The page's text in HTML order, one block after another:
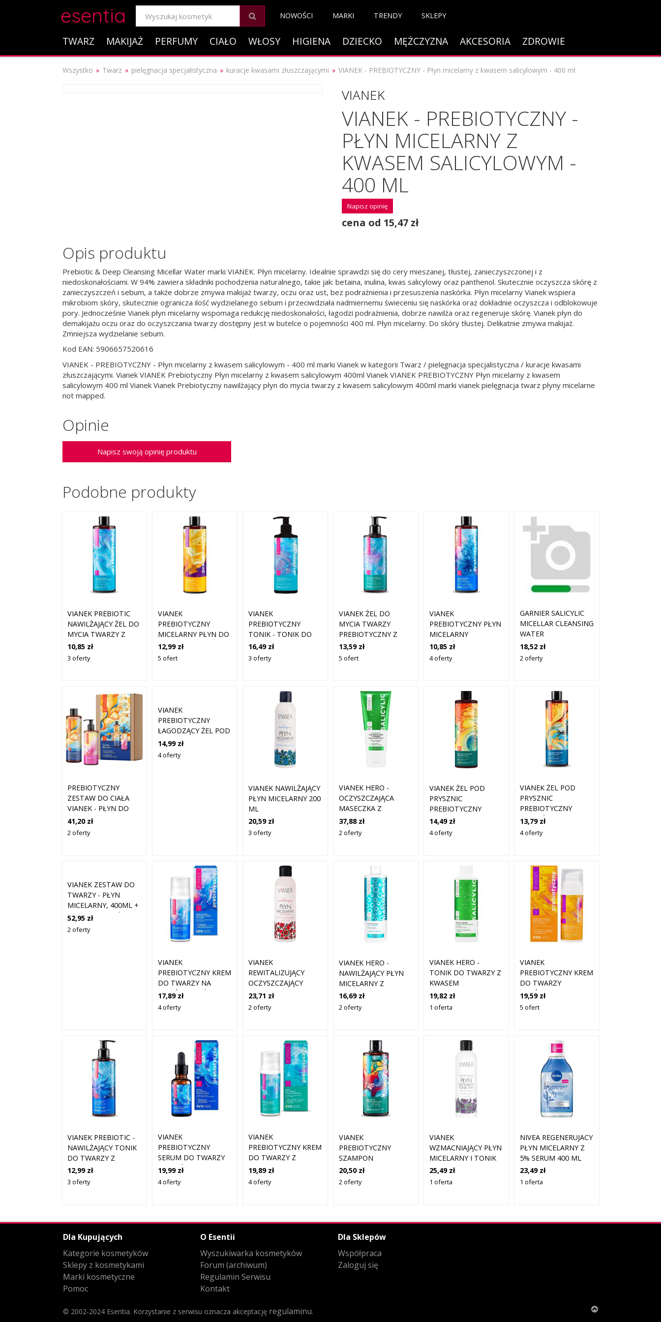
esentia NOWOŚCI MARKI TRENDY SKLEPY
TWARZ MAKIJAŻ PERFUMY CIAŁO WŁOSY HIGIENA DZIECKO MĘŻCZYZNA AKCESORIA ZDROWIE
Wszystko Twarz pielęgnacja specjalistyczna kuracje kwasami złuszczającymi VIANEK - PREBIOTYCZNY - Płyn micelarny z kwasem salicylowym - 400 ml
VIANEK
VIANEK - PREBIOTYCZNY -
PŁYN MICELARNY Z
KWASEM SALICYLOWYM -
400 ML
Napisz opinię
cena od 15,47 zł
Opis produktu
Prebiotic & Deep Cleansing Micellar Water marki VIANEK. Płyn micelarny. Idealnie sprawdzi się do cery mieszanej, tłustej, zanieczyszczonej i z
niedoskonałościami. W 94% zawiera składniki pochodzenia naturalnego, takie jak: betaina, inulina, kwas salicylowy oraz panthenol. Skutecznie oczyszcza skórę z
zanieczyszczeń i sebum, a także dobrze zmywa makijaż twarzy, oczu oraz ust, bez podrażnienia i przesuszenia naskórka. Płyn micelarny Vianek wspiera
mikrobiom skóry, skutecznie ogranicza ilość wydzielanego sebum i przeciwdziała nadmiernemu świeceniu się naskórka oraz dokładnie oczyszcza i odblokowuje
pory. Jednocześnie Vianek płyn micelarny wspomaga redukcję niedoskonałości, łagodzi podrażnienia, dobrze nawilża oraz regeneruje skórę. Vianek płyn do
demakijażu oczu oraz do oczyszczania twarzy dostępny jest w butelce o pojemności 400 ml. Płyn micelarny. Do skóry tłustej. Delikatnie zmywa makijaż.
Zmniejsza wydzielanie sebum.
Kod EAN: 5906657520616
VIANEK - PREBIOTYCZNY - Płyn micelarny z kwasem salicylowym - 400 ml marki Vianek w kategorii Twarz / pielęgnacja specjalistyczna / kuracje kwasami
złuszczającymi. Vianek VIANEK Prebiotyczny Płyn micelarny z kwasem salicylowym 400ml Vianek VIANEK PREBIOTYCZNY Płyn micelarny z kwasem
salicylowym 400 ml Vianek Vianek Prebiotyczny nawilżający płyn do mycia twarzy z kwasem salicylowym 400ml marki vianek pielęgnacja twarz płyny micelarne
not mapped.
Opinie
Napisz swoją opinię produktu
Podobne produkty
VIANEK PREBIOTIC
NAWILŻAJĄCY ŻEL DO
MYCIA TWARZY Z
KWASEM
SALICYLOWYM 400ML
10,85 zł
3 oferty
VIANEK
PREBIOTYCZNY
MICELARNY PŁYN DO
MYCIA TWARZY Z
WITAMINĄ C400ML
12,99 zł
5 ofert
VIANEK
PREBIOTYCZNY
TONIK - TONIK DO
TWARZY Z KWASEM
SALICYLOWYM,
300ML
16,49 zł
3 oferty
VIANEK ŻEL DO
MYCIA TWARZY
PREBIOTYCZNY Z
KWASEM
SALICYLOWYM 300ML
13,59 zł
5 ofert
VIANEK
PREBIOTYCZNY PŁYN
MICELARNY
NAWILŻAJĄCY Z
TREHALOZĄ 400ML
10,85 zł
4 oferty
GARNIER SALICYLIC
MICELLAR CLEANSING
WATER
OCZYSZCZAJĄCY
PŁYN MICELARNY Z
KWASEM
18,52 zł
2 oferty
PREBIOTYCZNY
ZESTAW DO CIAŁA
VIANEK - PŁYN DO
KĄPIELI 400 ML +
BALSAM DO CIAŁA
300 ML
41,20 zł
2 oferty
VIANEK
PREBIOTYCZNY
ŁAGODZĄCY ŻEL POD
PRYSZNIC, 400 ML
14,99 zł
4 oferty
VIANEK NAWILŻAJĄCY
PŁYN MICELARNY 200
ML
20,59 zł
3 oferty
VIANEK HERO -
OCZYSZCZAJĄCA
MASECZKA Z
KWASEM
SALICYLOWYM, 75 ML
37,88 zł
2 oferty
VIANEK ŻEL POD
PRYSZNIC
PREBIOTYCZNY
POBUDZAJĄCY 400ML
14,49 zł
4 oferty
VIANEK ŻEL POD
PRYSZNIC
PREBIOTYCZNY
NAWILŻAJĄCY 400ML
13,79 zł
4 oferty
VIANEK ZESTAW DO
TWARZY - PŁYN
MICELARNY, 400ML +
KREM, 50ML + ŻEL
DO MYCIA TWARZY,
300ML
52,95 zł
2 oferty
VIANEK
PREBIOTYCZNY KREM
DO TWARZY NA
DZIEŃ NAWILŻAJĄCY
Z TREHALOZĄ 50ML
17,89 zł
4 oferty
VIANEK
REWITALIZUJĄCY
OCZYSZCZAJĄCY
PŁYN MICELARNY 200
ML
23,71 zł
2 oferty
VIANEK HERO -
NAWILŻAJĄCY PŁYN
MICELARNY Z
NIACYNAMIDEM,
400ML
16,69 zł
2 oferty
VIANEK HERO -
TONIK DO TWARZY Z
KWASEM
SALICYLOWYM,
200ML
19,82 zł
1 oferta
VIANEK
PREBIOTYCZNY KREM
DO TWARZY
ROZŚWIETLAJĄCY Z
WITAMINĄ C 50ML
19,59 zł
5 ofert
VIANEK PREBIOTIC -
NAWILŻAJĄCY TONIK
DO TWARZY Z
TREHALOZĄ, 30 ML
12,99 zł
3 oferty
VIANEK
PREBIOTYCZNY
SERUM DO TWARZY
NAWILŻAJĄCE Z
TREHALOZĄ 30ML
19,99 zł
4 oferty
VIANEK
PREBIOTYCZNY KREM
DO TWARZY Z
NIACYNAMIDEM
50ML
19,89 zł
4 oferty
VIANEK
PREBIOTYCZNY
SZAMPON
REKONSTRUKCYJNY
300 ML
20,50 zł
2 oferty
VIANEK
WZMACNIAJĄCY PŁYN
MICELARNY I TONIK
CERA NACZYNKOWA
200 ML DATA
25,49 zł
1 oferta
NIVEA REGENERUJACY
PŁYN MICELARNY Z
5% SERUM 400 ML
23,49 zł
1 oferta
Dla Kupujących
Kategorie kosmetyków
Sklepy z kosmetykami
Marki kosmetyczne
Pomoc
O Esentii
Wyszukiwarka kosmetyków
Forum (archiwum)
Regulamin Serwisu
Kontakt
Dla Sklepów
Współpraca
Zaloguj się
© 2002-2024 Esentia. Korzystanie z serwisu oznacza akceptację regulaminu.